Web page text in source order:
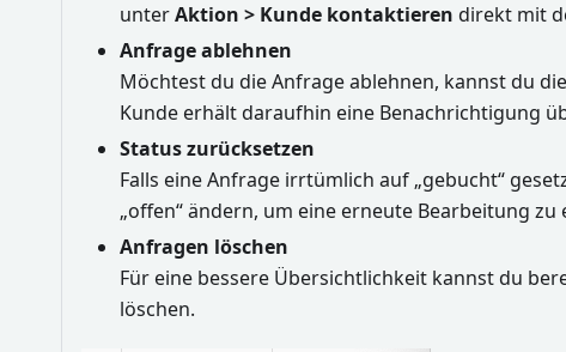
unterAktion > Kunde kontaktieren direkt mit
Anfrage ablehnen
Möchtest du die Anfrage ablehnen, kannst du
Kunde erhält daraufhin eine Benachrichtigung
Status zurücksetzen
Falls eine Anfrage irrtümlich auf „gebucht“
„offen“ ändern, um eine erneute Bearbeitung zu
Anfragen löschen
Für eine bessere Übersichtlichkeit kannst du
löschen.